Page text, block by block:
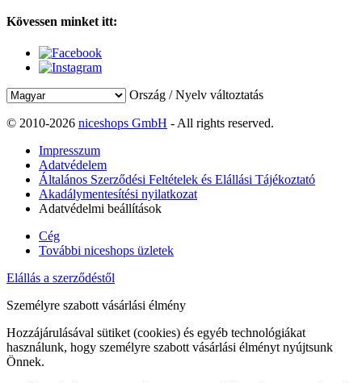
Kövessen minket itt:
Ország / Nyelv változtatás
© 2010-2026 niceshops GmbH - All rights reserved.
Impresszum
Adatvédelem
Általános Szerződési Feltételek és Elállási Tájékoztató
Akadálymentesítési nyilatkozat
Adatvédelmi beállítások
Cég
További niceshops üzletek
Elállás a szerződéstől
Személyre szabott vásárlási élmény
Hozzájárulásával sütiket (cookies) és egyéb technológiákat
használunk, hogy személyre szabott vásárlási élményt nyújtsunk
Önnek.